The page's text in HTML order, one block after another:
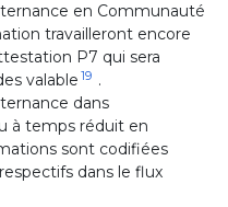
en Communauté
travailleront encore
P7 qui sera
valable 19 .
dans
à temps réduit en
sont codifiées
dans le flux